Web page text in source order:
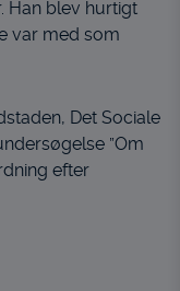
Han blev hurtigt
var med som
Det Sociale
”Om
efter
færdes på